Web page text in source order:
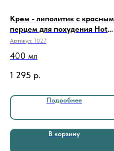
Крем - липолитик с красным
перцем для похудения Hot
liposuction 400 мл
Артикул: 1027
400 мл
1 295 р.
Подробнее
В корзину